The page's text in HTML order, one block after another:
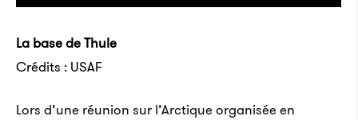
La base de Thule
Crédits : USAF
Lors d’une réunion sur l’Arctique organisée en